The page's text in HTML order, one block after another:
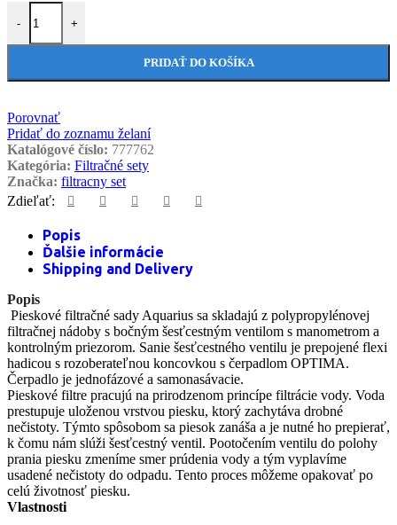
-
množstvo Filtračná sada Aquarius Side 620 OPTIMA 100 13m3/h
+
PRIDAŤ DO KOŠÍKA
Porovnať
Pridať do zoznamu želaní
Katalógové číslo: 777762
Kategória: Filtračné sety
Značka: filtracny set
Zdieľať:
Popis
Ďalšie informácie
Shipping and Delivery
Popis
Pieskové filtračné sady Aquarius sa skladajú z polypropylénovej
filtračnej nádoby s bočným šesťcestným ventilom s manometrom a
kontrolným priezorom. Sanie šesťcestného ventilu je prepojené flexi
hadicou s rozoberateľnou koncovkou s čerpadlom OPTIMA.
Čerpadlo je jednofázové a samonasávacie.
Pieskové filtre pracujú na prirodzenom princípe filtrácie vody. Voda
prestupuje uloženou vrstvou piesku, ktorý zachytáva drobné
nečistoty. Týmto spôsobom sa piesok zanáša a je nutné ho prepierať,
k čomu nám slúži šesťcestný ventil. Pootočením ventilu do polohy
prania piesku zmeníme smer prúdenia vody a tým vyplavíme
usadené nečistoty do odpadu. Tento proces môžeme opakovať po
celú životnosť piesku.
Vlastnosti